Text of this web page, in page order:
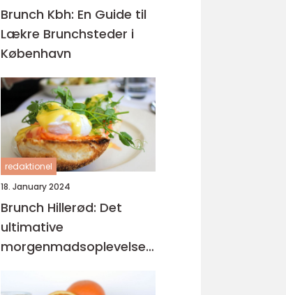
Brunch Kbh: En Guide til
Lækre Brunchsteder i
København
redaktionel
18. January 2024
Brunch Hillerød: Det
ultimative
morgenmadsoplevelse
backpackere